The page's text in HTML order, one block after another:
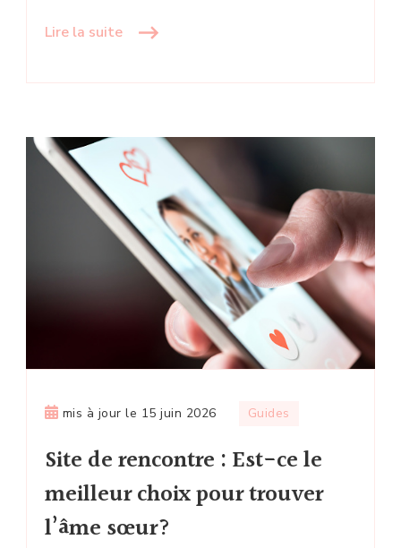
Lire la suite
mis à jour le 15 juin 2026 Guides
Site de rencontre : Est-ce le
meilleur choix pour trouver
l’âme sœur?